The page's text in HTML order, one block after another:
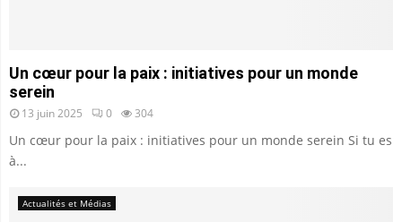
Un cœur pour la paix : initiatives pour un monde
serein
13 juin 2025 0 304
Un cœur pour la paix : initiatives pour un monde serein Si tu es
à...
Actualités et Médias